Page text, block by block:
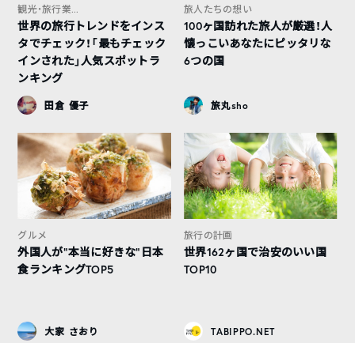
観光・旅行業...
世界の旅行トレンドをインス
タでチェック！「最もチェック
インされた」人気スポットラ
ンキング
田倉 優子
旅人たちの想い
100ヶ国訪れた旅人が厳選！人
懐っこいあなたにピッタリな
6つの国
旅丸sho
グルメ
外国人が“本当に好きな”日本
食ランキングTOP5
大家 さおり
旅行の計画
世界162ヶ国で治安のいい国
TOP10
TABIPPO.NET